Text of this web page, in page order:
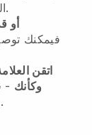
.com الخاص بك ببضع نقرات ، سنفعل العمل نيابة عنك.
أو
، فيمكنك
اتقن
وكأنك -
بلوحة من الألوان وإمكانية تغيير مظهر وحجم المحتوى.